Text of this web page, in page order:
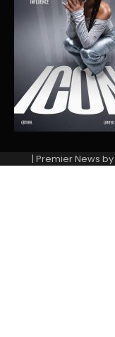
| Premier News by